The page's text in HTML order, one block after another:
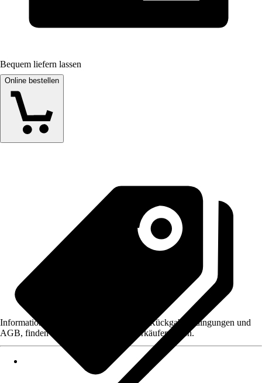
Bequem liefern lassen
Online bestellen
Informationen des Verkäufers, wie z. B. Rückgabebedingungen und
AGB, finden Sie bei Klick auf den Verkäufernamen.